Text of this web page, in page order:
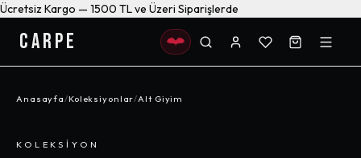
Ücretsiz Kargo — 1500 TL ve Üzeri Siparişlerde
CARPE
Anasayfa/Koleksiyonlar/Alt Giyim
KOLEKSIYON